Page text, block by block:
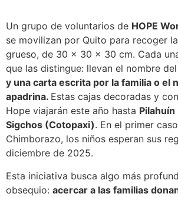
Un grupo de voluntarios de HOPE
se movilizan por Quito para recoger
grueso, de 30 x 30 x 30 cm. Cada
que las distingue: llevan el nombre del
y una carta escrita por la familia o el
apadrina. Estas cajas decoradas y
Hope viajarán este año hasta
Sigchos (Cotopaxi). En el primer
Chimborazo, los niños esperan sus
diciembre de 2025.
Esta iniciativa busca algo más
obsequio: acercar a las familias